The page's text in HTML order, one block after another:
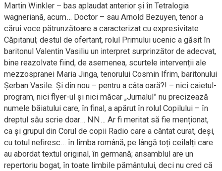
Martin Winkler – bas aplaudat anterior și în Tetralogia
wagneriană, acum… Doctor – sau Arnold Bezuyen, tenor a
cărui voce pătrunzătoare a caracterizat cu expresivitate
Căpitanul; destul de ofertant, rolul Primului ucenic a găsit în
baritonul Valentin Vasiliu un interpret surprinzător de adecvat,
bine reazolvate fiind, de asemenea, scurtele intervenții ale
mezzospranei Maria Jinga, tenorului Cosmin Ifrim, baritonului
Șerban Vasile. Și din nou – pentru a câta oară?! – nici caietul-
program, nici flyer-ul și nici măcar „Jurnalul” nu precizează
numele băiatului care, în final, a apărut în rolul Copilului – în
dreptul său scrie doar… NN… Ar fi meritat să fie menționat,
ca și grupul din Corul de copii Radio care a cântat curat, deși,
cu totul nefiresc… în limba română, pe lângă toți ceilalți care
au abordat textul original, în germană; ansamblul are un
repertoriu bogat, în toate limbile pământului, deci nu cred că